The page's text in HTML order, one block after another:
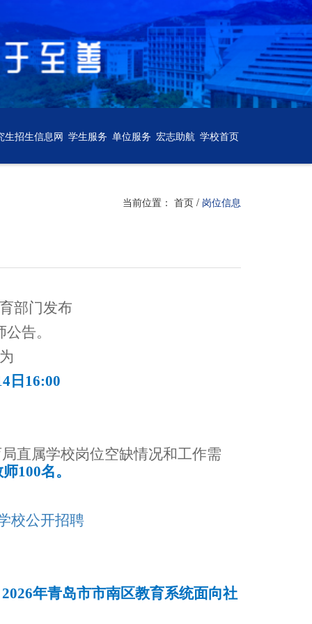
生招生信息网 学生服务 单位服务 宏志助航 学校首页
当前位置： 首页 / 岗位信息
部门发布
告。
日16:00
直属学校岗位空缺情况和工作需
100名。
校公开招聘
2026年青岛市市南区教育系统面向社